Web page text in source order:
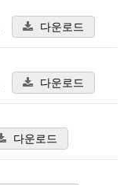
다운로드
다운로드
다운로드